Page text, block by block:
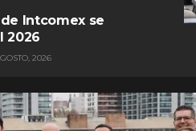
Intcomex se
2026
2026